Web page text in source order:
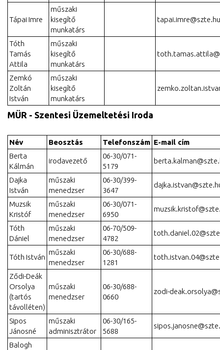
Tápai Imre
műszaki
kisegítő
munkatárs
tapai.imre@szte.hu
Tóth
Tamás
Attila
műszaki
kisegítő
munkatárs
Zemkó
Zoltán
István
műszaki
kisegítő
munkatárs
MÜR - Szentesi Üzemeltetési Iroda
Név Beosztás Telefonszám E-mail cím
Berta
Kálmán
irodavezető
06-30/071-
5179
Dajka
István
műszaki
menedzser
06-30/399-
3647
Muzsik
Kristóf
műszaki
menedzser
06-30/071-
6950
Tóth
Dániel
műszaki
menedzser
06-70/509-
4782
Tóth István
műszaki
menedzser
06-30/688-
1281
Ződi-Deák
Orsolya
(tartós
távolléten)
műszaki
menedzser
06-30/688-
0660
zodi-
Sipos
Jánosné
műszaki
adminisztrátor
06-30/165-
5688
Balogh